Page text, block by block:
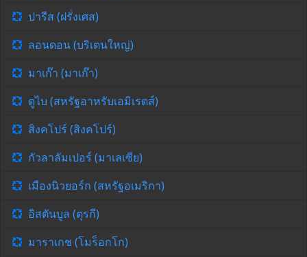
ปารีส (ฝรั่งเศส)
ลอนดอน (บริเตนใหญ่)
มาเก๊า (มาเก๊า)
ดูไบ (สหรัฐอาหรับเอมิเรตส์)
สิงคโปร์ (สิงคโปร์)
กัวลาลัมเปอร์ (มาเลเซีย)
เมืองนิวยอร์ก (สหรัฐอเมริกา)
อิสตันบูล (ตุรกี)
มาราเกช (โมร็อกโก)